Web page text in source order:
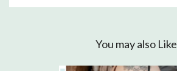
You may also Like